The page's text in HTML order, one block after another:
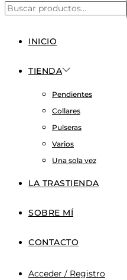
Búsqueda
INICIO
TIENDA
Pendientes
Collares
Pulseras
Varios
Una sola vez
LA TRASTIENDA
SOBRE MÍ
CONTACTO
Acceder / Registro